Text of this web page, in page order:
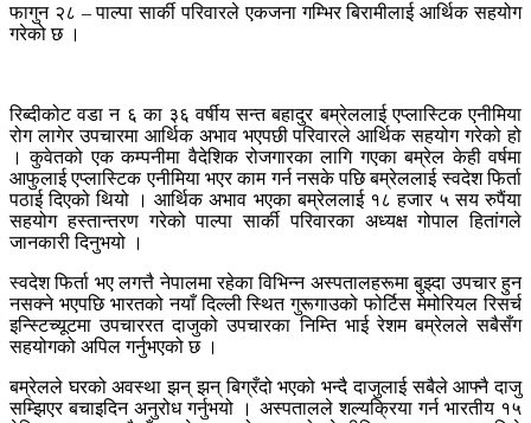
फागुन २८ – पाल्पा सार्की परिवारले एकजना गम्भिर बिरामीलाई आर्थिक सहयोग
गरेको छ ।
रिब्दीकोट वडा न ६ का ३६ वर्षीय सन्त बहादुर बम्रेललाई एप्लास्टिक एनीमिया
रोग लागेर उपचारमा आर्थिक अभाव भएपछी परिवारले आर्थिक सहयोग गरेको हो
। कुवेतको एक कम्पनीमा वैदेशिक रोजगारका लागि गएका बम्रेल केही वर्षमा
आफुलाई एप्लास्टिक एनीमिया भएर काम गर्न नसके पछि बम्रेललाई स्वदेश फिर्ता
पठाई दिएको थियो । आर्थिक अभाव भएका बम्रेललाई १८ हजार ५ सय रुपैंया
सहयोग हस्तान्तरण गरेको पाल्पा सार्की परिवारका अध्यक्ष गोपाल हितांगले
जानकारी दिनुभयो ।
स्वदेश फिर्ता भए लगत्तै नेपालमा रहेका विभिन्न अस्पतालहरूमा बुझ्दा उपचार हुन
नसक्ने भएपछि भारतको नयाँ दिल्ली स्थित गुरूगाउको फोर्टिस मेमोरियल रिसर्च
इन्स्टिच्यूटमा उपचाररत दाजुको उपचारका निम्ति भाई रेशम बम्रेलले सबैसँग
सहयोगको अपिल गर्नुभएको छ ।
बम्रेलले घरको अवस्था झन् झन् बिग्रँदो भएको भन्दै दाजुलाई सबैले आफ्नै दाजु
सम्झिएर बचाइदिन अनुरोध गर्नुभयो । अस्पतालले शल्यक्रिया गर्न भारतीय १५